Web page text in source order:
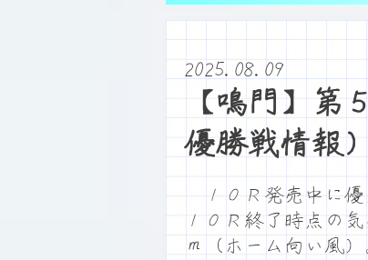
2025.08.09
【鳴門】第
優勝戦情報）
１０Ｒ発売中に優
１０Ｒ終了時点の
ｍ（ホーム向い風